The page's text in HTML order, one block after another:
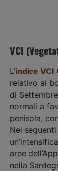
VCI
L’indice VCI
relativo ai
di
normali a
penisola,
Nei
aree
nella